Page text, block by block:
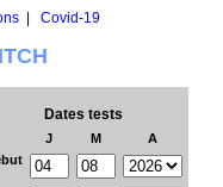
| Covid-19
Dates tests
J M
A